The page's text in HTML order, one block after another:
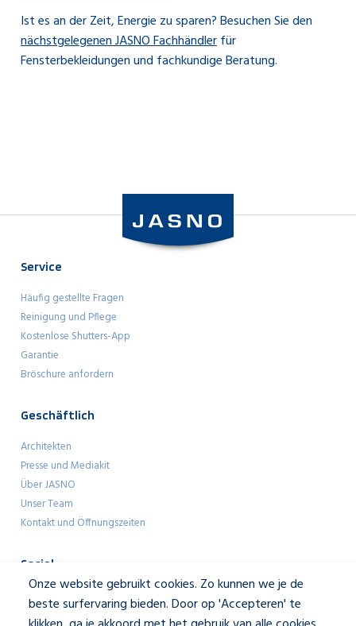
Ist es an der Zeit, Energie zu sparen? Besuchen Sie den
nächstgelegenen JASNO Fachhändlerfür
Fensterbekleidungen und fachkundige Beratung.
Service
Häufig gestellte Fragen
Reinigung und Pflege
Kostenlose Shutters-App
Garantie
Bröschure anfordern
Geschäftlich
Architekten
Presse und Mediakit
Über JASNO
Unser Team
Kontakt und Öffnungszeiten
Social
Onze website gebruikt cookies. Zo kunnen we je de
beste surfervaring bieden. Door op 'Accepteren' te